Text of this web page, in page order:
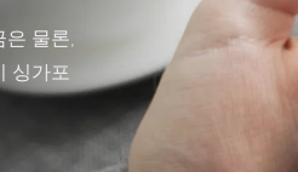
물론,
싱가포